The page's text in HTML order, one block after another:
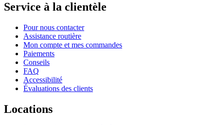
Service à la clientèle
Pour nous contacter
Assistance routière
Mon compte et mes commandes
Paiements
Conseils
FAQ
Accessibilité
Évaluations des clients
Locations